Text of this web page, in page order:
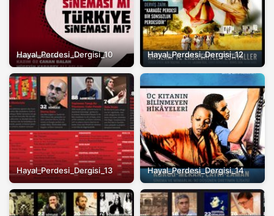
Hayal_Perdesi_Dergisi_10 Hayal_Perdesi_Dergisi_12
Hayal_Perdesi_Dergisi_13 Hayal_Perdesi_Dergisi_14